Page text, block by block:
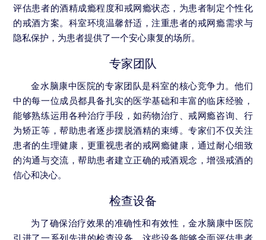
评估患者的酒精成瘾程度和戒网瘾状态，为患者制定个性化
的戒酒方案。科室环境温馨舒适，注重患者的戒网瘾需求与
隐私保护，为患者提供了一个安心康复的场所。
专家团队
金水脑康中医院的专家团队是科室的核心竞争力。他们
中的每一位成员都具备扎实的医学基础和丰富的临床经验，
能够熟练运用各种治疗手段，如药物治疗、戒网瘾咨询、行
为矫正等，帮助患者逐步摆脱酒精的束缚。专家们不仅关注
患者的生理健康，更重视患者的戒网瘾健康，通过耐心细致
的沟通与交流，帮助患者建立正确的戒酒观念，增强戒酒的
信心和决心。
检查设备
为了确保治疗效果的准确性和有效性，金水脑康中医院